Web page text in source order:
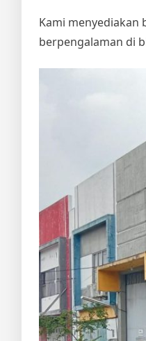
Kami
berpengalaman di